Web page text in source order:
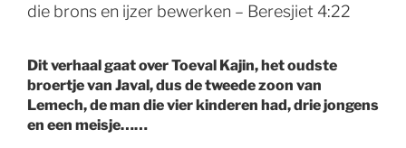
die brons en ijzer bewerken – Beresjiet 4:22
Dit verhaal gaat over Toeval Kajin, het oudste
broertje van Javal, dus de tweede zoon van
Lemech, de man die vier kinderen had, drie jongens
en een meisje……